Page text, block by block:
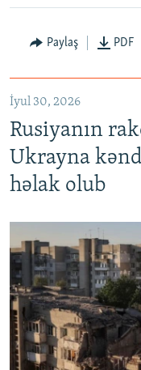
Paylaş PDF
İyul 30, 2026
Rusiyanın
Ukrayna
həlak olub